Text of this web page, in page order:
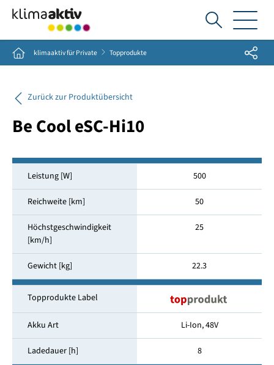
Ich
suche...
Home klimaaktiv für Private Topprodukte Share
Zurück zur Produktübersicht
Be Cool eSC-Hi10
Leistung [W] 500
Reichweite [km] 50
Höchstgeschwindigkeit
[km/h]
25
Gewicht [kg] 22.3
Topprodukte Label
Akku Art Li-Ion, 48V
Ladedauer [h] 8